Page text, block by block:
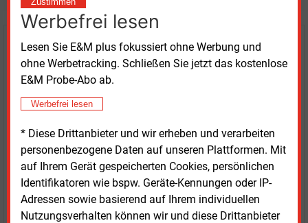
Werbefrei lesen
Lesen Sie E&M plus fokussiert ohne Werbung und
ohne Werbetracking. Schließen Sie jetzt das kostenlose
E&M Probe-Abo ab.
Werbefrei lesen
* Diese Drittanbieter und wir erheben und verarbeiten
personenbezogene Daten auf unseren Plattformen. Mit
auf Ihrem Gerät gespeicherten Cookies, persönlichen
Identifikatoren wie bspw. Geräte-Kennungen oder IP-
Adressen sowie basierend auf Ihrem individuellen
Nutzungsverhalten können wir und diese Drittanbieter
Kaufen Sie den Artikel
erhalten Sie sofort diesen redaktionellen Beitrag für
nur €8.93
JETZT ARTIKEL KAUFEN